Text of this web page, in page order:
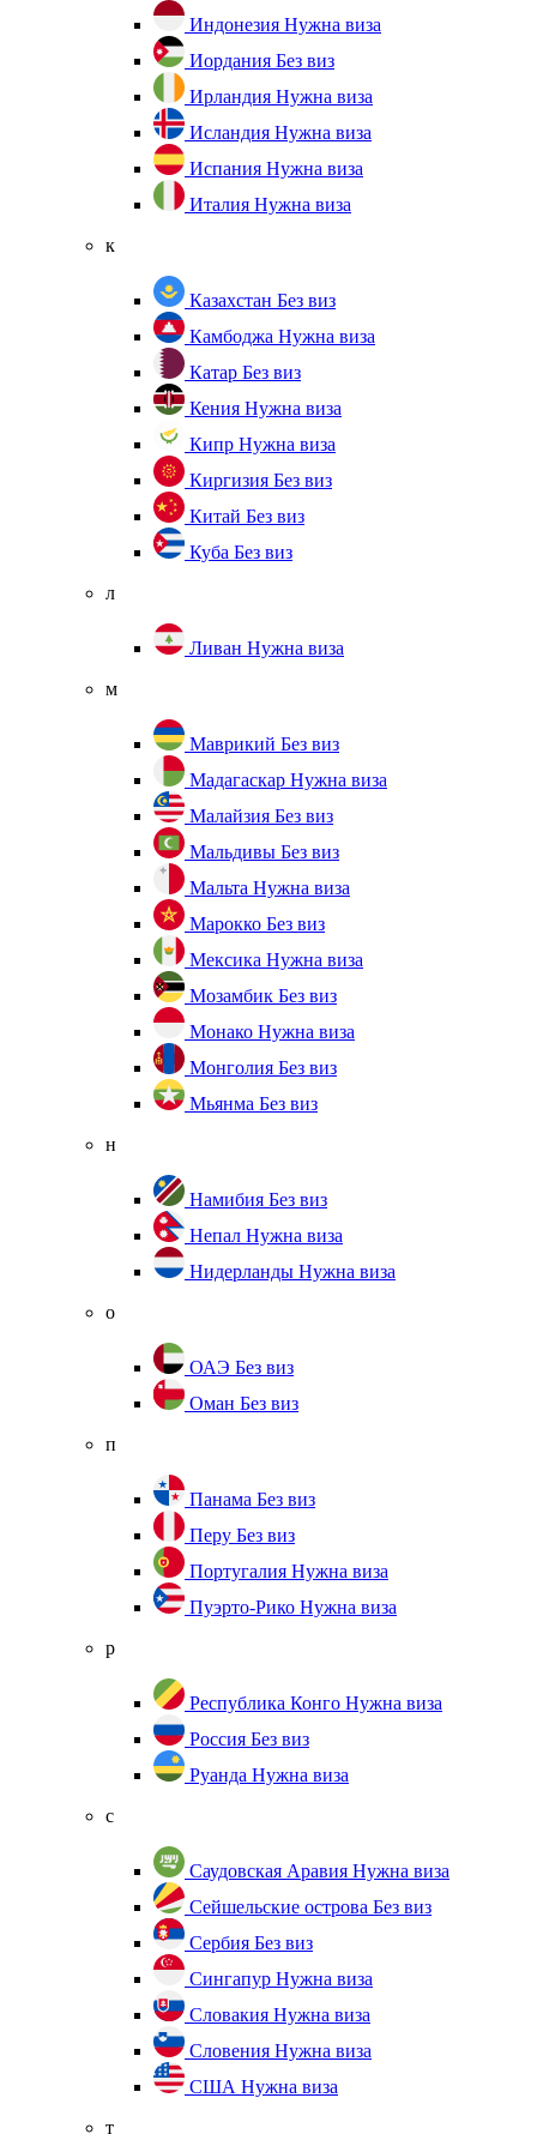
Индонезия Нужна виза
Иордания Без виз
Ирландия Нужна виза
Исландия Нужна виза
Испания Нужна виза
Италия Нужна виза
к
Казахстан Без виз
Камбоджа Нужна виза
Катар Без виз
Кения Нужна виза
Кипр Нужна виза
Киргизия Без виз
Китай Без виз
Куба Без виз
л
Ливан Нужна виза
м
Маврикий Без виз
Мадагаскар Нужна виза
Малайзия Без виз
Мальдивы Без виз
Мальта Нужна виза
Марокко Без виз
Мексика Нужна виза
Мозамбик Без виз
Монако Нужна виза
Монголия Без виз
Мьянма Без виз
н
Намибия Без виз
Непал Нужна виза
Нидерланды Нужна виза
о
ОАЭ Без виз
Оман Без виз
п
Панама Без виз
Перу Без виз
Португалия Нужна виза
Пуэрто-Рико Нужна виза
р
Республика Конго Нужна виза
Россия Без виз
Руанда Нужна виза
с
Саудовская Аравия Нужна виза
Сейшельские острова Без виз
Сербия Без виз
Сингапур Нужна виза
Словакия Нужна виза
Словения Нужна виза
США Нужна виза
т